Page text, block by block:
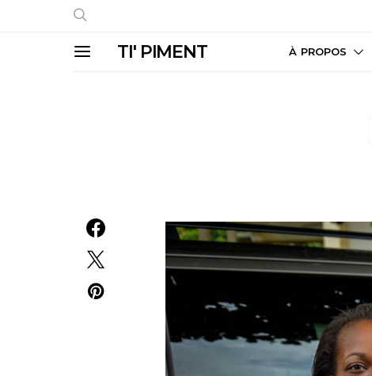
TI' PIMENT À PROPOS